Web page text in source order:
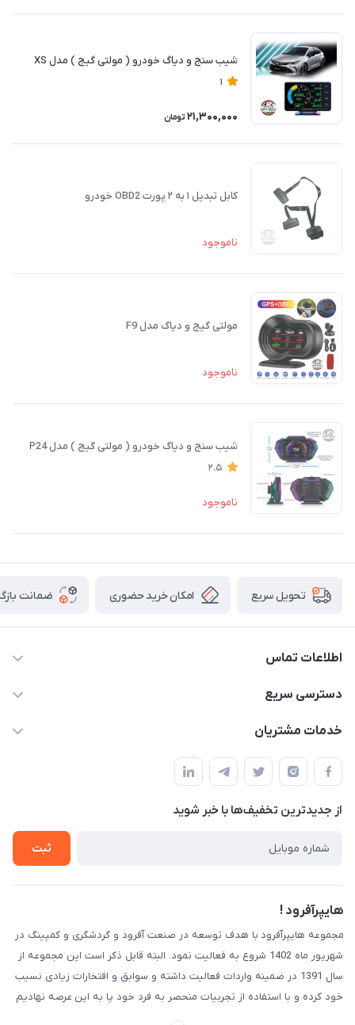
شیب سنج و دیاگ خودرو ( مولتی گیج ) مدل XS
1
21,300,000 تومان
کابل تبدیل ۱ به ۲ پورت OBD2 خودرو
ناموجود
مولتی گیج و دیاگ مدل F9
ناموجود
شیب سنج و دیاگ خودرو ( مولتی گیج ) مدل P24
2.5
ناموجود
تحویل سریع امکان خرید حضوری ضمانت
اطلاعات تماس
09120582600
دسترسی سریع
حساب کاربری
لیست محصولات
درباره ما
خدمات مشتریان
قوانین و مقررات
حریم خصوصی
راهنما
از جدید‌ترین تخفیف‌ها با‌ خبر شوید
ثبت
هایپرآفرود !
مجموعه هایپرآفرود با هدف توسعه در صنعت آفرود و گردشگری و کمپینگ در
شهریور ماه 1402 شروع به فعالیت نمود. البته قابل ذکر است این مجموعه از
سال 1391 در ضمینه واردات فعالیت داشته و سوابق و افتخارات زیادی نسیب
خود کرده و با استفاده از تجربیات منحصر به فرد خود پا به این عرصه نهادیم